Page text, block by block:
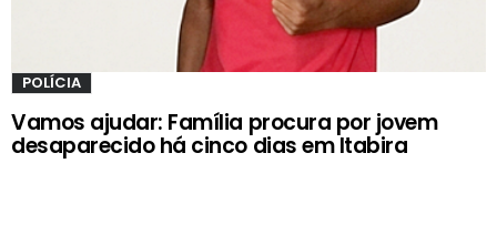
POLÍCIA
Vamos ajudar: Família procura por jovem
desaparecido há cinco dias em Itabira